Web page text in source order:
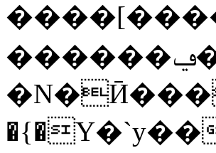
������ݠ����T=�`z�/